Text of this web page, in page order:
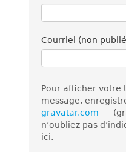
Courriel (non
Pour afficher votre
message,
gravatar.com
n’oubliez pas
ici.